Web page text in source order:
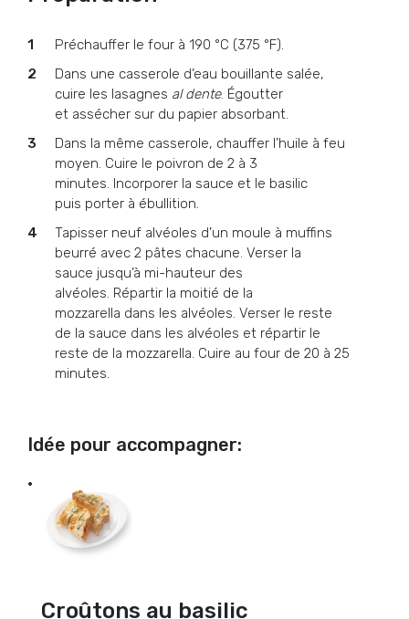
Préchauffer le four à 190 °C (375 °F).
Dans une casserole d’eau bouillante salée,
cuire les lasagnes al dente. Égoutter
et assécher sur du papier absorbant.
Dans la même casserole, chauffer l’huile à feu
moyen. Cuire le poivron de 2 à 3
minutes. Incorporer la sauce et le basilic
puis porter à ébullition.
Tapisser neuf alvéoles d’un moule à muffins
beurré avec 2 pâtes chacune. Verser la
sauce jusqu’à mi-hauteur des
alvéoles. Répartir la moitié de la
mozzarella dans les alvéoles. Verser le reste
de la sauce dans les alvéoles et répartir le
reste de la mozzarella. Cuire au four de 20 à 25
minutes.
Idée pour accompagner:
Croûtons au basilic